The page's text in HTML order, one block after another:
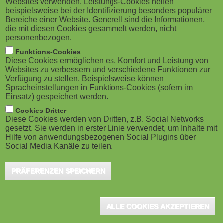
M
o
b
i
l
e
)
g
a
o
n
Bonn, Mai 2026 - In der neuen Ausgabe von
xPORT geht es um die Zusammenarbeit der
Bildungswirtschaft mit anderen
Organisationen bei internationalen
Geschäftsaktivitäten - ganz nach dem Motto
"Gemeinsam sind wir stärker - Partner der deutschen
Bildungswirtschaft".
In der neuen Ausgabe von xPORT, herausgegeben von BIBB und
iMOVE, geht es um die Zusammenarbeit der Bildungswirtschaft
mit anderen Organisationen bei internationalen
Geschäftsaktivitäten - ganz nach dem Motto "Gemeinsam sind
wir stärker - Partner der deutschen Bildungswirtschaft".
Laden Sie sich die neue Ausgabe 1/2026 des iMOVE-
Exportmagazins xPORT herunter!
Websites verwenden. Leistungs-Cookies helfen
beispielsweise bei der Identifizierung besonders populärer
Bereiche einer Website. Generell sind die Informationen,
die mit diesen Cookies gesammelt werden, nicht
personenbezogen.
Funktions-Cookies
Diese Cookies ermöglichen es, Komfort und Leistung von
Websites zu verbessern und verschiedene Funktionen zur
Verfügung zu stellen. Beispielsweise können
Spracheinstellungen in Funktions-Cookies (sofern im
Einsatz) gespeichert werden.
Cookies Dritter
Diese Cookies werden von Dritten, z.B. Social Networks
gesetzt. Sie werden in erster Linie verwendet, um Inhalte mit
Hilfe von anwendungsbezogenen Social Plugins über
Social Media Kanäle zu teilen.
PRÄFERENZEN SPEICHERN
ALLE COOKIES AKZEPTIEREN